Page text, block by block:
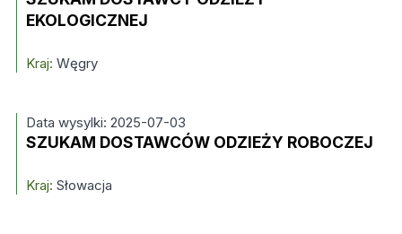
EKOLOGICZNEJ
Kraj: Węgry
Data wysylki: 2025-07-03
SZUKAM DOSTAWCÓW ODZIEŻY ROBOCZEJ
Kraj: Słowacja